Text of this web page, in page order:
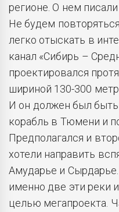
регионе. О нем
Не будем
легко отыскать в
канал «Сибирь –
проектировался
шириной 130-300
И он должен был
корабль в Тюмени и
Предполагался и
хотели направить
Амударье и
именно две эти реки
целью мегапроекта.